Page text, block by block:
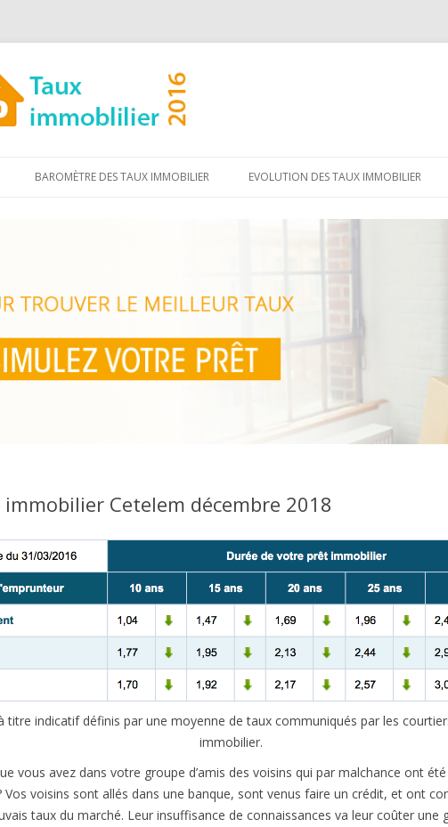
au
BAROMÈTRE DES TAUX IMMOBILIER EVOLUTION DES TAUX IMMOBILIER
Cetelem décembre 2018
titre indicatif définis par une moyenne de taux communiqués par les
immobilier.
vous avez dans votre groupe d’amis des voisins qui par malchance ont
Vos voisins sont allés dans une banque, sont venus faire un crédit, et ont
taux du marché. Leur insuffisance de connaissances va leur coûter une